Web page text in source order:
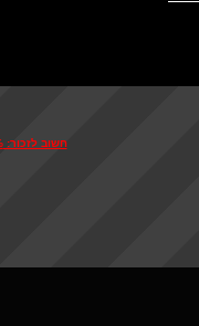
חשוב לזכור: 100% הצלחה רק בורא עולם נותן אל תאמינו לכל איש מיסטיקה או איש קבלה או מכשף שבמבטיח